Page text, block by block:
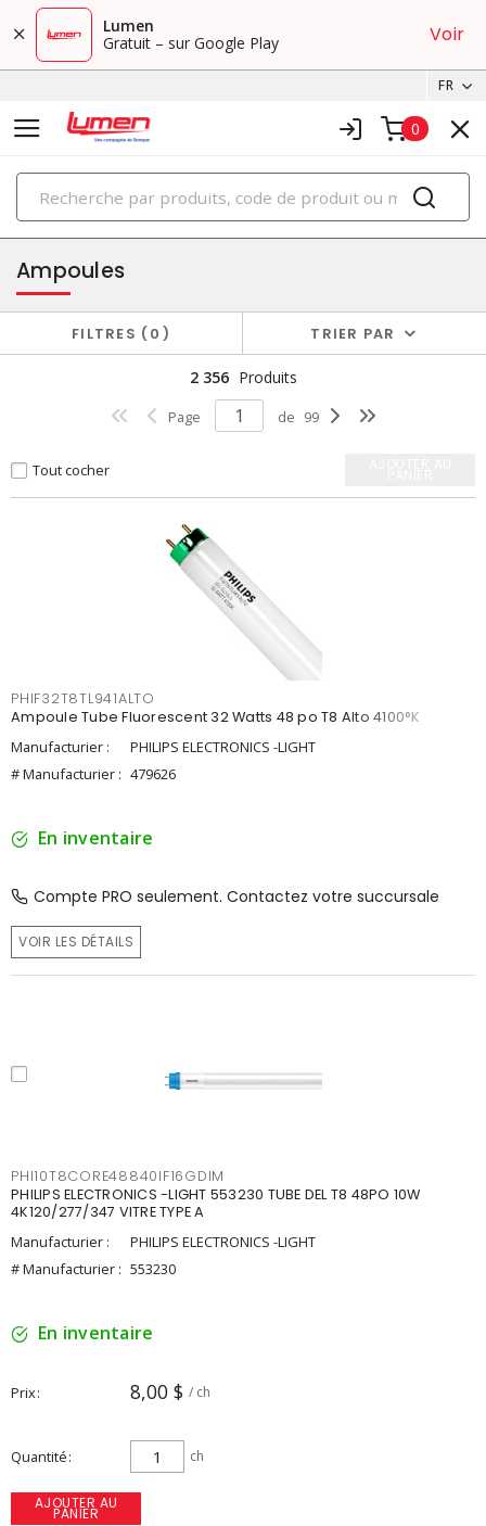
Lumen
Gratuit – sur Google Play
Voir
FR
0
PRODUITS
éclairage
Ampoules
FILTRES 0 TRIER PAR
2 356 Produits
Page de 99
Tout cocher
PHIF32T8TL941ALTO
Ampoule Tube Fluorescent 32 Watts 48 po T8 Alto 4100°K
Manufacturier :
PHILIPS ELECTRONICS -LIGHT
# Manufacturier : 479626
En inventaire
Compte PRO seulement. Contactez votre succursale
VOIR LES DÉTAILS
PHI10T8CORE48840IF16GDIM
PHILIPS ELECTRONICS -LIGHT 553230 TUBE DEL T8 48PO 10W
4K120/277/347 VITRE TYPE A
Manufacturier :
PHILIPS ELECTRONICS -LIGHT
# Manufacturier : 553230
En inventaire
Prix 8,00 $ / ch
Quantité ch
AJOUTER AU
PANIER